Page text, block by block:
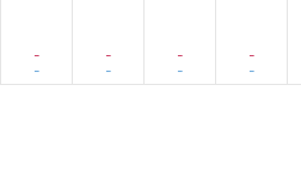
-
-
-
-
-
-
-
-